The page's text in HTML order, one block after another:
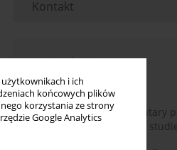
i ich
końcowych plików
korzystania ze strony
Google Analytics
Kontakt
Najczęściej czytane
Miesiąc
Rok
Auto-enrolment in voluntary
Comparative OECD case